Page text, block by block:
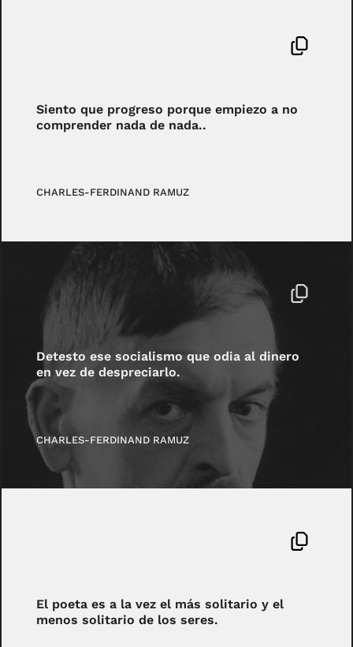
Siento que progreso porque empiezo a no
comprender nada de nada..
CHARLES-FERDINAND RAMUZ
Detesto ese socialismo que odia al dinero
en vez de despreciarlo.
CHARLES-FERDINAND RAMUZ
El poeta es a la vez el más solitario y el
menos solitario de los seres.